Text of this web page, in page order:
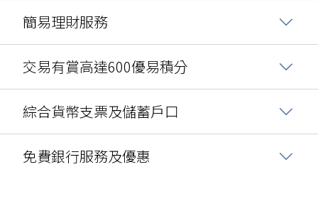
簡易理財服務
交易有賞高達600優易積分
綜合貨幣支票及儲蓄戶口
免費銀行服務及優惠